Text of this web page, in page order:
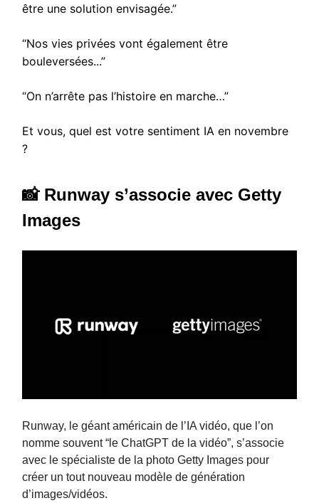
être une solution envisagée.”
“Nos vies privées vont également être
bouleversées...”
“On n’arrête pas l’histoire en marche…”
Et vous, quel est votre sentiment IA en novembre
?
📸 Runway s’associe avec Getty
Images
Runway, le géant américain de l’IA vidéo, que l’on
nomme souvent “le ChatGPT de la vidéo”, s’associe
avec le spécialiste de la photo Getty Images pour
créer un tout nouveau modèle de génération
d’images/vidéos.